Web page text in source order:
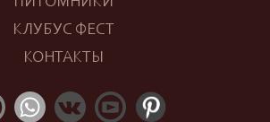
КЛУБУС ФЕСТ
КОНТАКТЫ